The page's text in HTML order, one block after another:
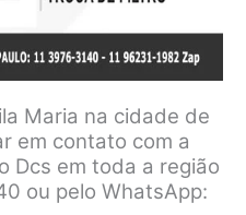
Maria na cidade de
em contato com a
Dcs em toda a região
ou pelo WhatsApp: